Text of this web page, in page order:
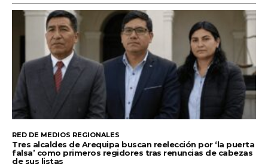
RED DE MEDIOS REGIONALES
Tres alcaldes de Arequipa buscan reelección por ‘la puerta
falsa’ como primeros regidores tras renuncias de cabezas
de sus listas